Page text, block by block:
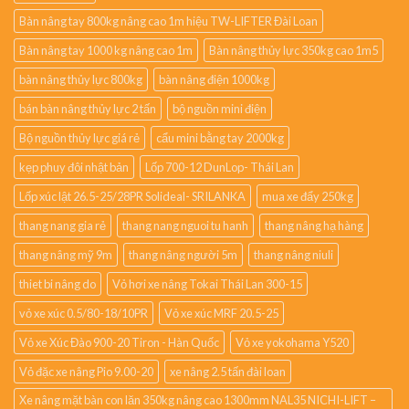
Bàn nâng tay 800kg nâng cao 1m hiệu TW-LIFTER Đài Loan
Bàn nâng tay 1000 kg nâng cao 1m
Bàn nâng thủy lực 350kg cao 1m5
bàn nâng thủy lực 800kg
bàn nâng điện 1000kg
bán bàn nâng thủy lực 2 tấn
bộ nguồn mini điện
Bộ nguồn thủy lực giá rẻ
cẩu mini bằng tay 2000kg
kẹp phuy đôi nhật bản
Lốp 700-12 DunLop- Thái Lan
Lốp xúc lật 26.5-25/28PR Solideal- SRILANKA
mua xe đẩy 250kg
thang nang gia rẻ
thang nang nguoi tu hanh
thang nâng hạ hàng
thang nâng mỹ 9m
thang nâng người 5m
thang nâng niuli
thiet bi nâng do
Vỏ hơi xe nâng Tokai Thái Lan 300-15
vỏ xe xúc 0.5/80-18/10PR
Vỏ xe xúc MRF 20.5-25
Vỏ xe Xúc Đào 900-20 Tiron - Hàn Quốc
Vỏ xe yokohama Y520
Vỏ đặc xe nâng Pio 9.00-20
xe nâng 2.5 tấn đài loan
Xe nâng mặt bàn con lăn 350kg nâng cao 1300mm NAL35 NICHI-LIFT –